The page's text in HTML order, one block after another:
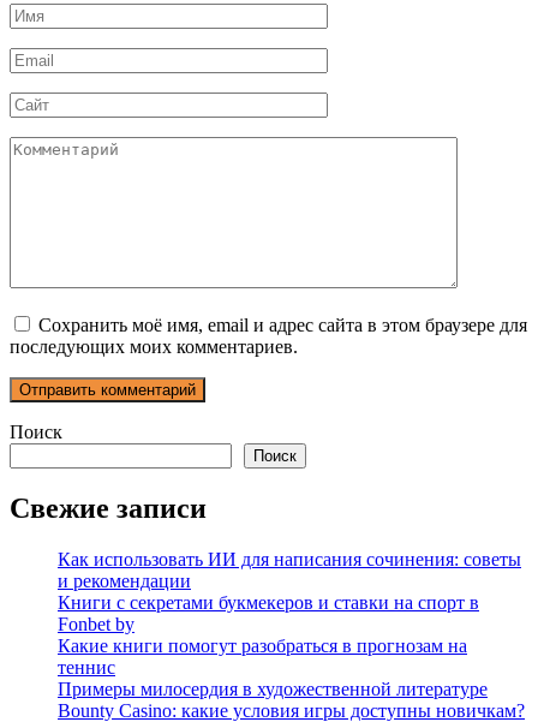
Имя
*
Email
*
Сайт
Комментарий
Сохранить моё имя, email и адрес сайта в этом браузере для
последующих моих комментариев.
Поиск
Поиск
Свежие записи
Как использовать ИИ для написания сочинения: советы
и рекомендации
Книги с секретами букмекеров и ставки на спорт в
Fonbet by
Какие книги помогут разобраться в прогнозам на
теннис
Примеры милосердия в художественной литературе
Bounty Casino: какие условия игры доступны новичкам?